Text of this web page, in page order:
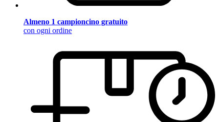
Almeno 1 campioncino gratuito
con ogni ordine